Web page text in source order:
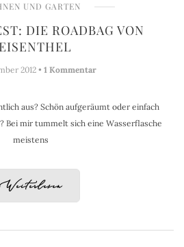
UND GARTEN
DIE ROADBAG VON
2012 • 1 Kommentar
aus? Schön aufgeräumt oder einfach
Bei mir tummelt sich eine Wasserflasche
meistens
Weiterlesen